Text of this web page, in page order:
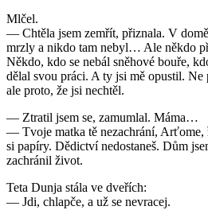
Mlčel.
— Chtěla jsem zemřít, přiznala. V
mrzly a nikdo tam nebyl… Ale někdo
Někdo, kdo se nebál sněhové bouře,
dělal svou práci. A ty jsi mě opustil.
ale proto, že jsi nechtěl.
— Ztratil jsem se, zamumlal. Máma…
— Tvoje matka tě nezachrání, Arťome,
si papíry. Dědictví nedostaneš. Dům
zachránil život.
Teta Dunja stála ve dveřích:
— Jdi, chlapče, a už se nevracej.